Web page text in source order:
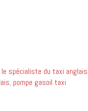
le spécialiste du taxi anglais
, pompe gasoil taxi